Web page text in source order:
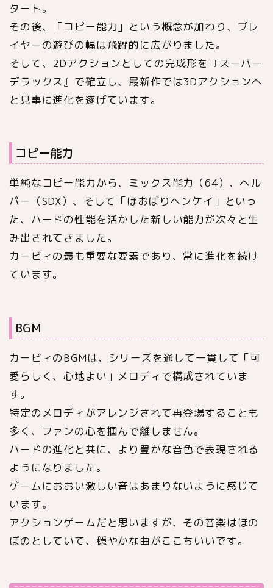
タート。
その後、「コピー能力」という概念が加わり、プレ
イヤーの遊びの幅は飛躍的に広がりました。
そして、2Dアクションとしての完成形を『スーパー
デラックス』で確立し、最新作では3Dアクションへ
と見事に進化を遂げています。
コピー能力
単純なコピー能力から、ミックス能力（64）、ヘル
パー（SDX）、そして「ほおばりヘンケイ」といっ
た、ハードの性能を活かした新しい能力が次々と生
み出されてきました。
カービィの最も重要な要素であり、常に進化を続け
ています。
BGM
カービィのBGMは、シリーズを通して一貫して「可
愛らしく、心地よい」メロディで構成されていま
す。
特定のメロディがアレンジされて再登場することも
多く、ファンの心を掴んで離しません。
ハードの進化と共に、より豊かな音色で表現される
ようになりました。
ゲームにおおい激しい音はあまりないように感じて
います。
アクションゲームだと思いますが、その音楽はほの
ぼのとしていて、穏やかな曲がここちいいです。